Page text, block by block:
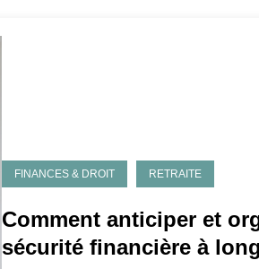
FINANCES & DROIT RETRAITE
Comment anticiper et
sécurité financière à